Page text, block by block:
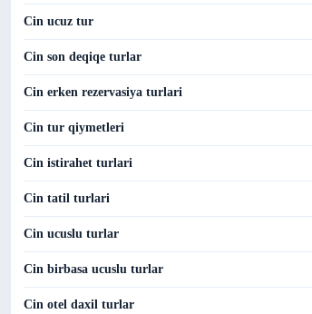
Cin ucuz tur
Cin son deqiqe turlar
Cin erken rezervasiya turlari
Cin tur qiymetleri
Cin istirahet turlari
Cin tatil turlari
Cin ucuslu turlar
Cin birbasa ucuslu turlar
Cin otel daxil turlar